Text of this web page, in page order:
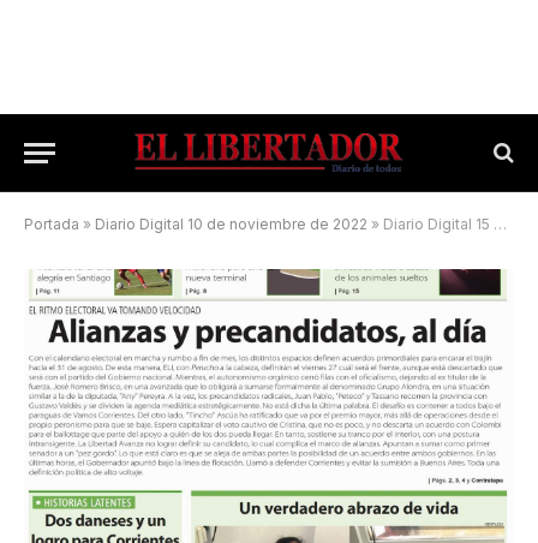
Portada » Diario Digital 10 de noviembre de 2022 » Diario Digital 15 de junio de 2025